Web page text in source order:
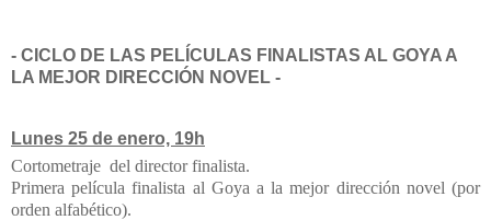
- CICLO DE LAS PELÍCULAS FINALISTAS AL GOYA A
LA MEJOR DIRECCIÓN NOVEL -
Lunes 25 de enero, 19h
Cortometraje del director finalista.
Primera película finalista al Goya a la mejor dirección novel (por
orden alfabético).